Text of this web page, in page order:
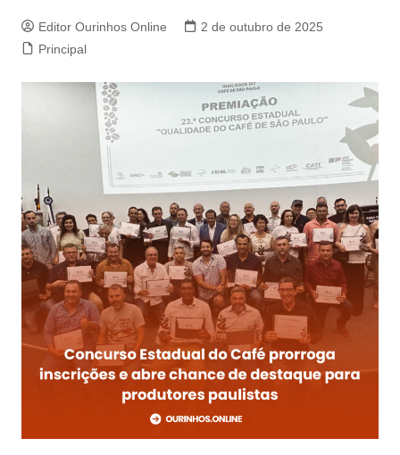
Editor Ourinhos Online
2 de outubro de 2025
Principal